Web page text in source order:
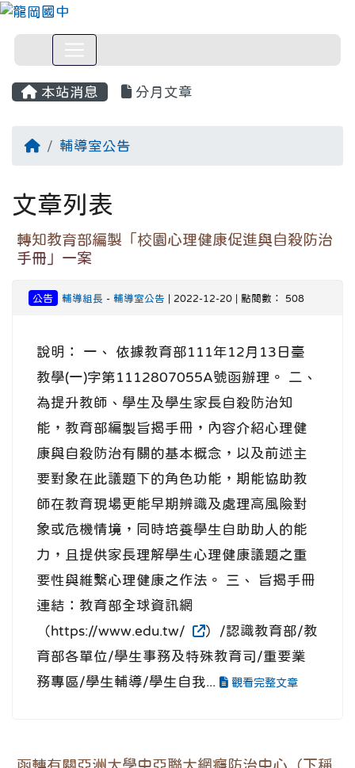
本站消息 分月文章
回首頁輔導室公告
文章列表
轉知教育部編製「校園心理健康促進與自殺防治
手冊」一案
公告 輔導組長 - 輔導室公告 | 2022-12-20 | 點閱數： 508
說明： 一、 依據教育部111年12月13日臺
教學(一)字第1112807055A號函辦理。 二、
為提升教師、學生及學生家長自殺防治知
能，教育部編製旨揭手冊，內容介紹心理健
康與自殺防治有關的基本概念，以及前述主
要對象在此議題下的角色功能，期能協助教
師在教育現場更能早期辨識及處理高風險對
象或危機情境，同時培養學生自助助人的能
力，且提供家長理解學生心理健康議題之重
要性與維繫心理健康之作法。 三、 旨揭手冊
連結：教育部全球資訊網
（https://www.edu.tw/
）/認識教育部/教
育部各單位/學生事務及特殊教育司/重要業
務專區/學生輔導/學生自我...
觀看完整文章
函轉有關亞洲大學中亞聯大網癮防治中心（下稱